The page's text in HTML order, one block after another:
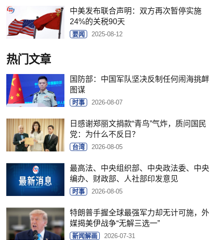
中美发布联合声明：双方再次暂停实施
24%的关税90天
要闻 2025-08-12
热门文章
国防部：中国军队坚决反制任何闹海挑衅
图谋
时事 2026-08-07
日感谢郑丽文捐款“青鸟”气炸，质问国民
党：为什么不反日？
台湾 2026-08-05
最高法、中央组织部、中央政法委、中央
编办、财政部、人社部印发意见
时事 2026-08-05
特朗普手握全球最强军力却无计可施，外
媒揭美伊战争“无解三选一”
新闻解画 2026-07-31